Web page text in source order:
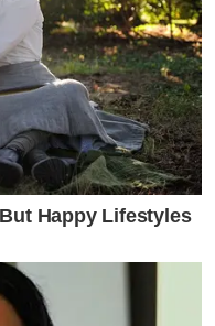
Happy Lifestyles